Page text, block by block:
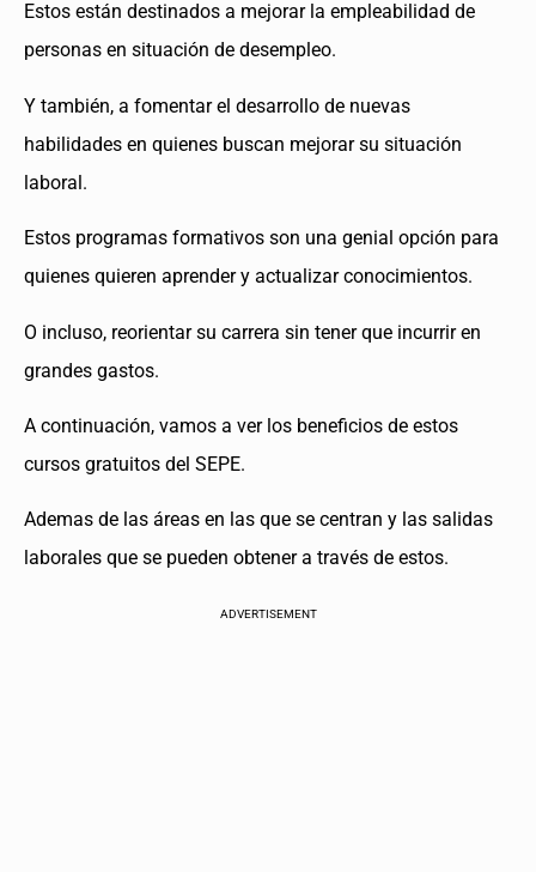
Estos están destinados a mejorar la empleabilidad de
personas en situación de desempleo.
Y también, a fomentar el desarrollo de nuevas
habilidades en quienes buscan mejorar su situación
laboral.
Estos programas formativos son una genial opción para
quienes quieren aprender y actualizar conocimientos.
O incluso, reorientar su carrera sin tener que incurrir en
grandes gastos.
A continuación, vamos a ver los beneficios de estos
cursos gratuitos del SEPE.
Ademas de las áreas en las que se centran y las salidas
laborales que se pueden obtener a través de estos.
ADVERTISEMENT